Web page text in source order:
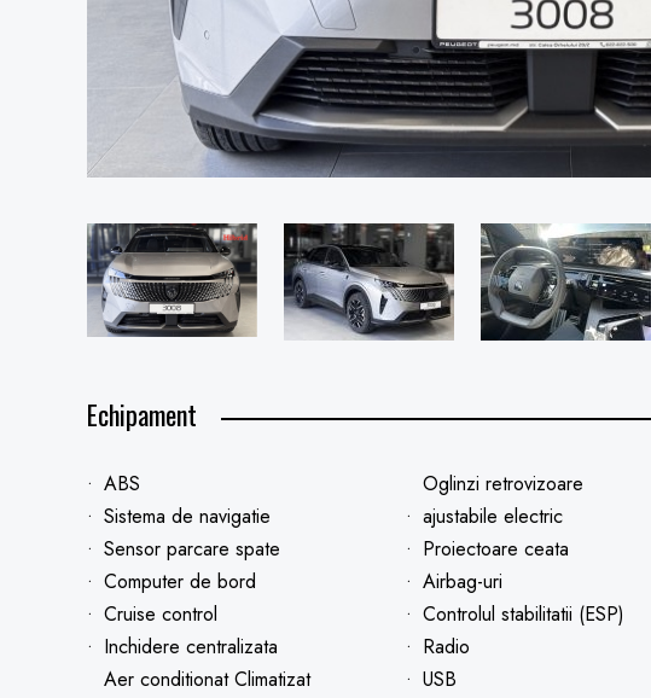
Echipament
ABS
Sistema de navigatie
Sensor parcare spate
Computer de bord
Cruise control
Inchidere centralizata
Aer conditionat Climatizat
Oglinzi retrovizoare
ajustabile electric
Proiectoare ceata
Airbag-uri
Controlul stabilitatii (ESP)
Radio
USB